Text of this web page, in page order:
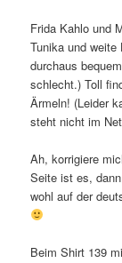
Frida Kahlo und
Tunika und
durchaus
schlecht.) Toll
Ärmeln! (Leider
steht nicht im
Ah, korrigiere
Seite ist es,
wohl auf der
Beim Shirt 139